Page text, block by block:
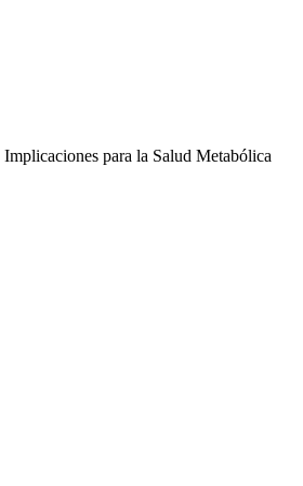
Implicaciones para la Salud Metabólica